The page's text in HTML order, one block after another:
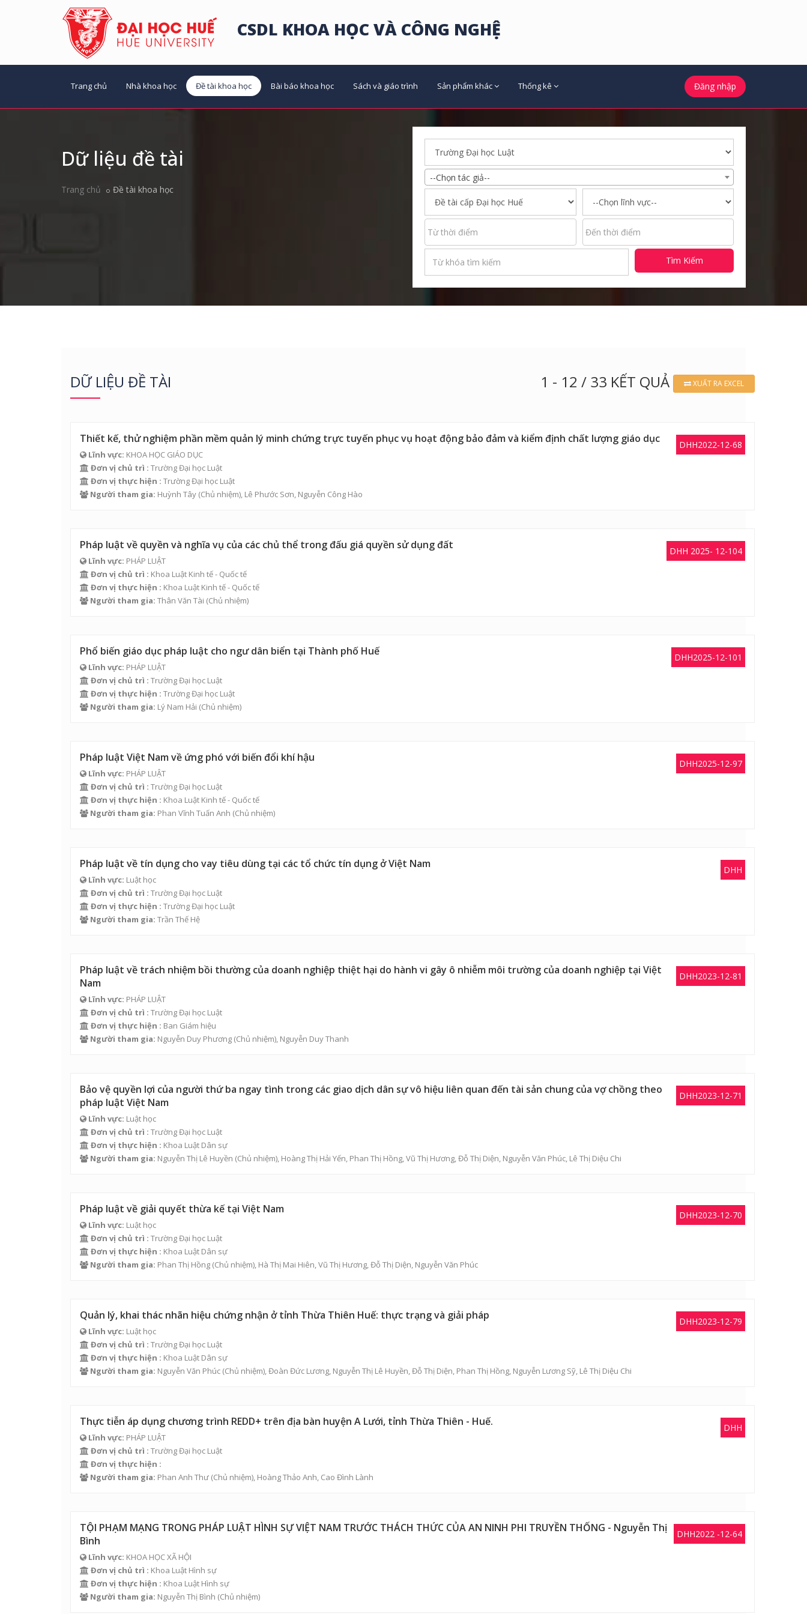
CSDL KHOA HỌC VÀ CÔNG NGHỆ
Trang chủ Nhà khoa học Đề tài khoa học Bài báo khoa học Sách và giáo trình Sản phẩm khác Thống kê Đăng nhập
Dữ liệu đề tài
Trang chủ Đề tài khoa học
--Chọn tác giả--
Tìm Kiếm
DỮ LIỆU ĐỀ TÀI 1 - 12 / 33 KẾT QUẢ XUẤT RA EXCEL
DHH2022-12-68
Thiết kế, thử nghiệm phần mềm quản lý minh chứng trực tuyến phục vụ hoạt động bảo đảm và kiểm định chất lượng giáo dục
Lĩnh vực: KHOA HỌC GIÁO DỤC
Đơn vị chủ trì : Trường Đại học Luật
Đơn vị thực hiện : Trường Đại học Luật
Người tham gia: Huỳnh Tây (Chủ nhiệm), Lê Phước Sơn, Nguyễn Công Hào
DHH 2025- 12-104
Pháp luật về quyền và nghĩa vụ của các chủ thể trong đấu giá quyền sử dụng đất
Lĩnh vực: PHÁP LUẬT
Đơn vị chủ trì : Khoa Luật Kinh tế - Quốc tế
Đơn vị thực hiện : Khoa Luật Kinh tế - Quốc tế
Người tham gia: Thân Văn Tài (Chủ nhiệm)
DHH2025-12-101
Phổ biến giáo dục pháp luật cho ngư dân biển tại Thành phố Huế
Lĩnh vực: PHÁP LUẬT
Đơn vị chủ trì : Trường Đại học Luật
Đơn vị thực hiện : Trường Đại học Luật
Người tham gia: Lý Nam Hải (Chủ nhiệm)
DHH2025-12-97
Pháp luật Việt Nam về ứng phó với biến đổi khí hậu
Lĩnh vực: PHÁP LUẬT
Đơn vị chủ trì : Trường Đại học Luật
Đơn vị thực hiện : Khoa Luật Kinh tế - Quốc tế
Người tham gia: Phan Vĩnh Tuấn Anh (Chủ nhiệm)
DHH
Pháp luật về tín dụng cho vay tiêu dùng tại các tổ chức tín dụng ở Việt Nam
Lĩnh vực: Luật học
Đơn vị chủ trì : Trường Đại học Luật
Đơn vị thực hiện : Trường Đại học Luật
Người tham gia: Trần Thế Hệ
DHH2023-12-81
Pháp luật về trách nhiệm bồi thường của doanh nghiệp thiệt hại do hành vi gây ô nhiễm môi trường của doanh nghiệp tại Việt
Nam
Lĩnh vực: PHÁP LUẬT
Đơn vị chủ trì : Trường Đại học Luật
Đơn vị thực hiện : Ban Giám hiệu
Người tham gia: Nguyễn Duy Phương (Chủ nhiệm), Nguyễn Duy Thanh
DHH2023-12-71
Bảo vệ quyền lợi của người thứ ba ngay tình trong các giao dịch dân sự vô hiệu liên quan đến tài sản chung của vợ chồng theo
pháp luật Việt Nam
Lĩnh vực: Luật học
Đơn vị chủ trì : Trường Đại học Luật
Đơn vị thực hiện : Khoa Luật Dân sự
Người tham gia: Nguyễn Thị Lê Huyền (Chủ nhiệm), Hoàng Thị Hải Yến, Phan Thị Hồng,Vũ Thị Hương,Đỗ Thị Diện, Nguyễn Văn Phúc, Lê Thị Diệu Chi
DHH2023-12-70
Pháp luật về giải quyết thừa kế tại Việt Nam
Lĩnh vực: Luật học
Đơn vị chủ trì : Trường Đại học Luật
Đơn vị thực hiện : Khoa Luật Dân sự
Người tham gia: Phan Thị Hồng (Chủ nhiệm), Hà Thị Mai Hiên,Vũ Thị Hương,Đỗ Thị Diện, Nguyễn Văn Phúc
DHH2023-12-79
Quản lý, khai thác nhãn hiệu chứng nhận ở tỉnh Thừa Thiên Huế: thực trạng và giải pháp
Lĩnh vực: Luật học
Đơn vị chủ trì : Trường Đại học Luật
Đơn vị thực hiện : Khoa Luật Dân sự
Người tham gia: Nguyễn Văn Phúc (Chủ nhiệm),Đoàn Đức Lương, Nguyễn Thị Lê Huyền,Đỗ Thị Diện, Phan Thị Hồng, Nguyễn Lương Sỹ, Lê Thị Diệu Chi
DHH
Thực tiễn áp dụng chương trình REDD+ trên địa bàn huyện A Lưới, tỉnh Thừa Thiên - Huế.
Lĩnh vực: PHÁP LUẬT
Đơn vị chủ trì : Trường Đại học Luật
Đơn vị thực hiện :
Người tham gia: Phan Anh Thư (Chủ nhiệm), Hoàng Thảo Anh, Cao Đình Lành
DHH2022 -12-64
TỘI PHẠM MẠNG TRONG PHÁP LUẬT HÌNH SỰ VIỆT NAM TRƯỚC THÁCH THỨC CỦA AN NINH PHI TRUYỀN THỐNG - Nguyễn Thị
Bình
Lĩnh vực: KHOA HỌC XÃ HỘI
Đơn vị chủ trì : Khoa Luật Hình sự
Đơn vị thực hiện : Khoa Luật Hình sự
Người tham gia: Nguyễn Thị Bình (Chủ nhiệm)